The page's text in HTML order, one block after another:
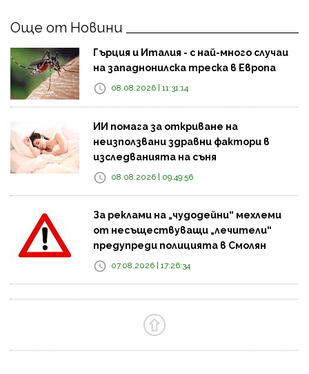
Още от Новини
Гърция и Италия - с най-много случаи
на западнонилска треска в Европа
08.08.2026 | 11:31:14
ИИ помага за откриване на
неизползвани здравни фактори в
изследванията на съня
08.08.2026 | 09:49:56
За реклами на „чудодейни“ мехлеми
от несъществуващи „лечители“
предупреди полицията в Смолян
07.08.2026 | 17:26:34